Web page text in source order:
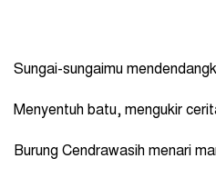
Sungai-sungaimu
Menyentuh batu, mengukir
Burung Cendrawasih menari